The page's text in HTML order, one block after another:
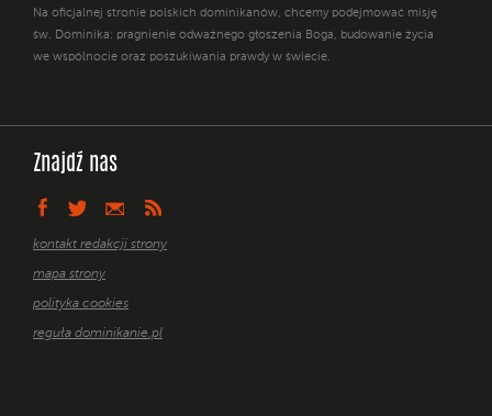
Na oficjalnej stronie polskich dominikanów, chcemy podejmować misję
św. Dominika: pragnienie odważnego głoszenia Boga, budowanie życia
we wspólnocie oraz poszukiwania prawdy w świecie.
Znajdź nas
kontakt redakcji strony
mapa strony
polityka cookies
reguła dominikanie.pl